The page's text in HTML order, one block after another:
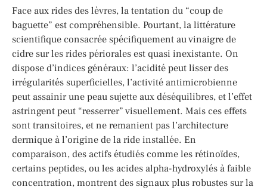
Face aux rides des lèvres, la tentation du “coup de
baguette” est compréhensible. Pourtant, la littérature
scientifique consacrée spécifiquement au vinaigre de
cidre sur les rides périorales est quasi inexistante. On
dispose d’indices généraux: l’acidité peut lisser des
irrégularités superficielles, l’activité antimicrobienne
peut assainir une peau sujette aux déséquilibres, et l’effet
astringent peut “resserrer” visuellement. Mais ces effets
sont transitoires, et ne remanient pas l’architecture
dermique à l’origine de la ride installée. En
comparaison, des actifs étudiés comme les rétinoïdes,
certains peptides, ou les acides alpha-hydroxylés à faible
concentration, montrent des signaux plus robustes sur la